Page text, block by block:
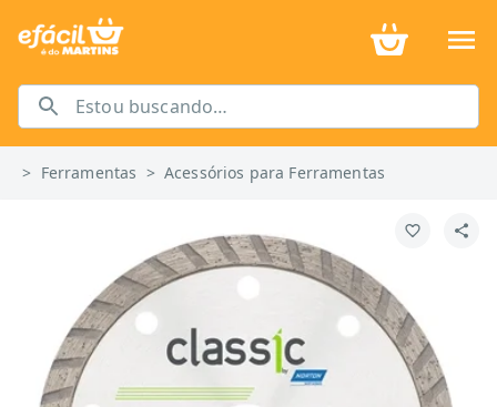
> Ferramentas >Acessórios para Ferramentas